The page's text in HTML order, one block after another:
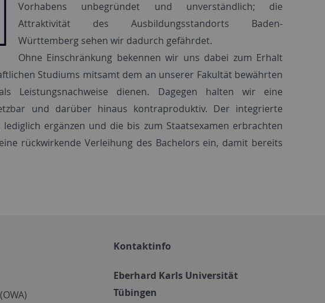
Vorhabens unbegründet und unverständlich; die
Attraktivität des Ausbildungsstandorts Baden-
Württemberg sehen wir dadurch gefährdet.
Ohne Einschränkung bekennen wir uns dabei zum Erhalt
Studiums mitsamt dem an unserer Fakultät bewährten
Leistungsnachweise dienen. Dagegen halten wir eine
und darüber hinaus kontraproduktiv. Der integrierte
ergänzen und die bis zum Staatsexamen erbrachten
rückwirkende Verleihung des Bachelors ein, damit bereits
Kontaktinfo
Eberhard Karls Universität
Tübingen